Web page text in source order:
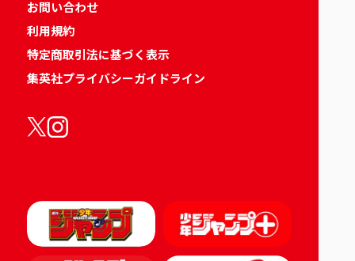
お問い合わせ
利用規約
特定商取引法に基づく表示
集英社プライバシーガイドライン